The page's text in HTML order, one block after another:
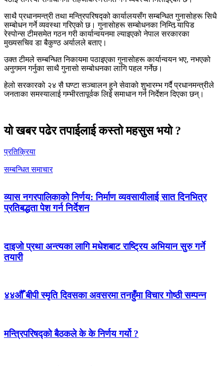
साथै प्रधानमन्त्री तथा मन्त्रिपरिषद्को कार्यालयसँग सम्बन्धित गुनासोहरू सिधै
सम्बोधन गर्ने व्यवस्था गरिएको छ। गुनासोहरू सम्बोधनका निम्ति र्‍यापिड
रेस्पोन्स टीमसमेत गठन गरी कार्यान्वयनमा ल्याइएको नेपाल सरकारका
मुख्यसचिव डा बैकुण्ठ अर्यालले बताए।
उक्त टीमले सम्बन्धित निकायमा पठाइएका गुनासोहरू कार्यान्वयन भए, नभएको
अनुगमन गर्नुका साथै गुनासो सम्बोधनका लागि पहल गर्नेछ।
हेलो सरकारको २४ सै घण्टा सञ्चालन हुने सेवाको शुभारम्भ गर्दै प्रधानमन्त्रीले
जनताका समस्यालाई गम्भीरतापूर्वक लिई समाधान गर्न निर्देशन दिएका छन्।
यो खबर पढेर तपाईलाई कस्तो महसुस भयो ?
प्रतिक्रिया
सम्बन्धित समाचार
व्यास नगरपालिकाको निर्णय: निर्माण व्यवसायीलाई सात दिनभित्र
प्रतिबद्धता पेश गर्न निर्देशन
दाइजो प्रथा अन्त्यका लागि मधेशबाट राष्ट्रिय अभियान सुरु गर्ने
तयारी
४४औँ बीपी स्मृति दिवसका अवसरमा तनहुँमा विचार गोष्ठी सम्पन्न
मन्त्रिपरिषद्को बैठकले के के निर्णय गर्यो ?